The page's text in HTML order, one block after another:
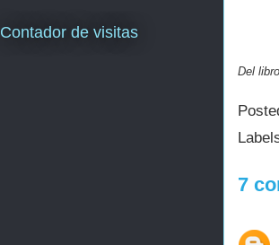
Del
7
Contador de visitas